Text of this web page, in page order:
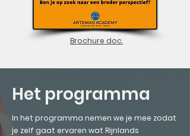
Brochure doc.
Het programma
In het programma nemen we je mee zodat
je zelf gaat ervaren wat Rijnlands